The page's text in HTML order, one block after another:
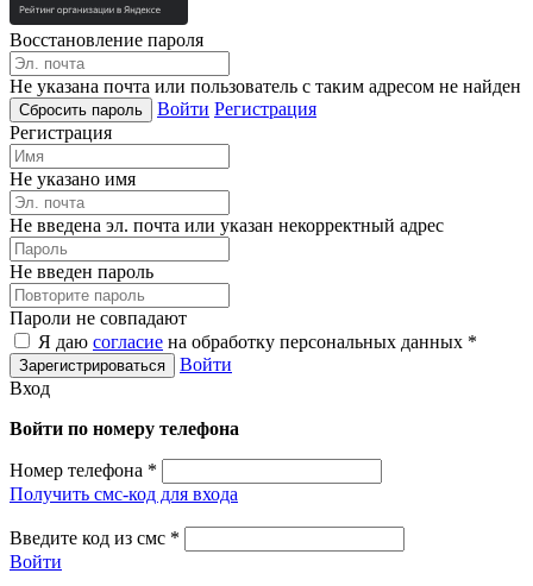
Восстановление пароля
Не указана почта или пользователь с таким адресом не найден
Войти Регистрация
Регистрация
Не указано имя
Не введена эл. почта или указан некорректный адрес
Не введен пароль
Пароли не совпадают
Я даю согласие на обработку персональных данных *
Войти
Вход
Войти по номеру телефона
Номер телефона *
Получить смс-код для входа
Введите код из смс *
Войти